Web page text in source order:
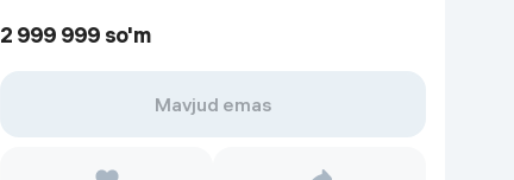
2 999 999 so'm
Mavjud emas